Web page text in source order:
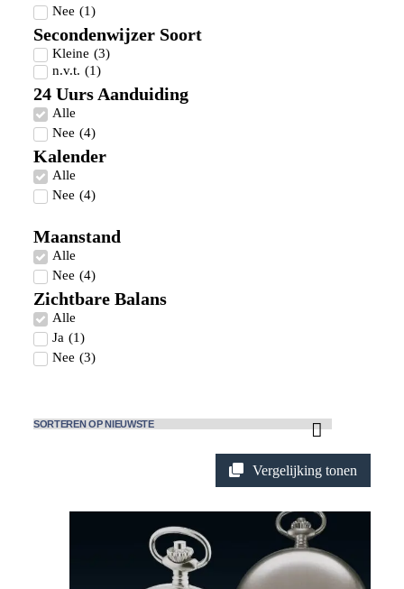
Nee (1)
Secondenwijzer Soort
Kleine (3)
n.v.t. (1)
24 Uurs Aanduiding
Alle
Nee (4)
Kalender
Alle
Nee (4)
Maanstand
Alle
Nee (4)
Zichtbare Balans
Alle
Ja (1)
Nee (3)
Vergelijking tonen